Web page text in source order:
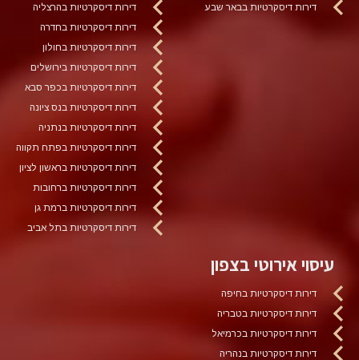
דירות דיסקרטיות בבאר שבע
דירות דיסקרטיות בהרצליה
דירות דיסקרטיות בחדרה
דירות דיסקרטיות בחולון
דירות דיסקרטיות בירושלים
דירות דיסקרטיות בכפר סבא
דירות דיסקרטיות בנס ציונה
דירות דיסקרטיות בנתניה
דירות דיסקרטיות בפתח תקווה
דירות דיסקרטיות בראשון לציון
דירות דיסקרטיות ברחובות
דירות דיסקרטיות ברמת גן
דירות דיסקרטיות בתל אביב
עיסוי אירוטי בצפון
דירות דיסקרטיות בחיפה
דירות דיסקרטיות בטבריה
דירות דיסקרטיות בכרמיאל
דירות דיסקרטיות בנהריה